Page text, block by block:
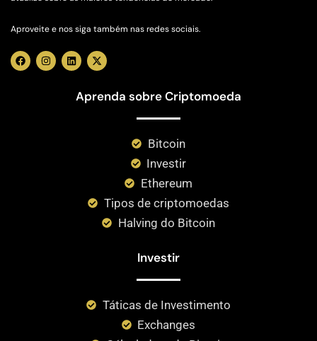
Aproveite e nos siga também nas redes sociais.
Aprenda sobre Criptomoeda
Bitcoin
Investir
Ethereum
Tipos de criptomoedas
Halving do Bitcoin
Investir
Táticas de Investimento
Exchanges